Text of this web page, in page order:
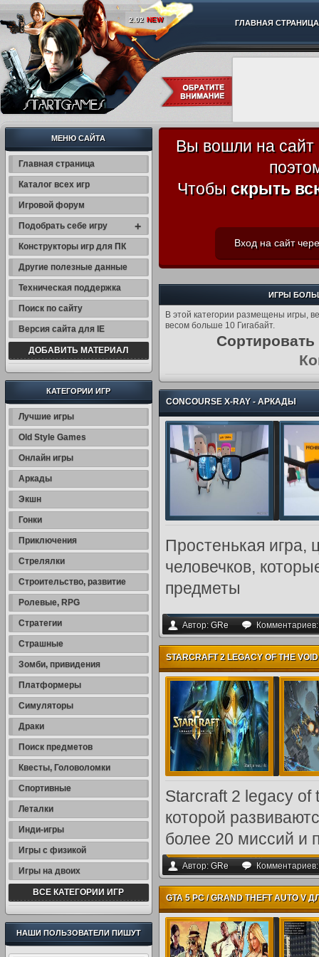
2.02 NEW ГЛАВНАЯ СТРАНИЦА
Вы вошли на сайт
Чтобы скрыть
Вход на сайт
ИГРЫ
В этой категории размещены игры,
весом больше 10 Гигабайт.
CONCOURSE X-RAY - АРКАДЫ
Простенькая игра,
человечков,
предметы
Автор: GRe
STARCRAFT 2 LEGACY OF THE
Starcraft 2 legacy of
которой
более 20 миссий и
Автор: GRe
GTA 5 PC / GRAND THEFT AUTO V
МЕНЮ САЙТА
Главная страница
Каталог всех игр
Игровой форум
Подобрать себе игру +
Конструкторы игр для ПК
Другие полезные данные
Техническая поддержка
Поиск по сайту
Версия сайта для IE
ДОБАВИТЬ МАТЕРИАЛ
КАТЕГОРИИ ИГР
Лучшие игры
Old Style Games
Онлайн игры
Аркады
Экшн
Гонки
Приключения
Стрелялки
Строительство, развитие
Ролевые, RPG
Стратегии
Страшные
Зомби, привидения
Платформеры
Симуляторы
Драки
Поиск предметов
Квесты, Головоломки
Спортивные
Леталки
Инди-игры
Игры с физикой
Игры на двоих
ВСЕ КАТЕГОРИИ ИГР
НАШИ ПОЛЬЗОВАТЕЛИ ПИШУТ